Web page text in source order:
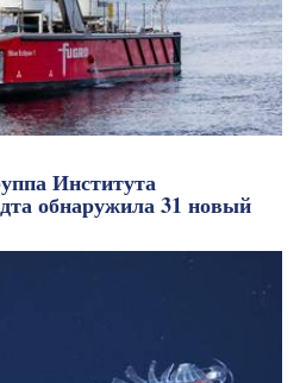
Института
обнаружила 31 новый